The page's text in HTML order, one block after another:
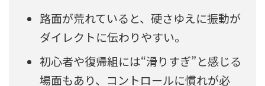
路面が荒れていると、硬さゆえに振動が
ダイレクトに伝わりやすい。
初心者や復帰組には“滑りすぎ”と感じる
場面もあり、コントロールに慣れが必